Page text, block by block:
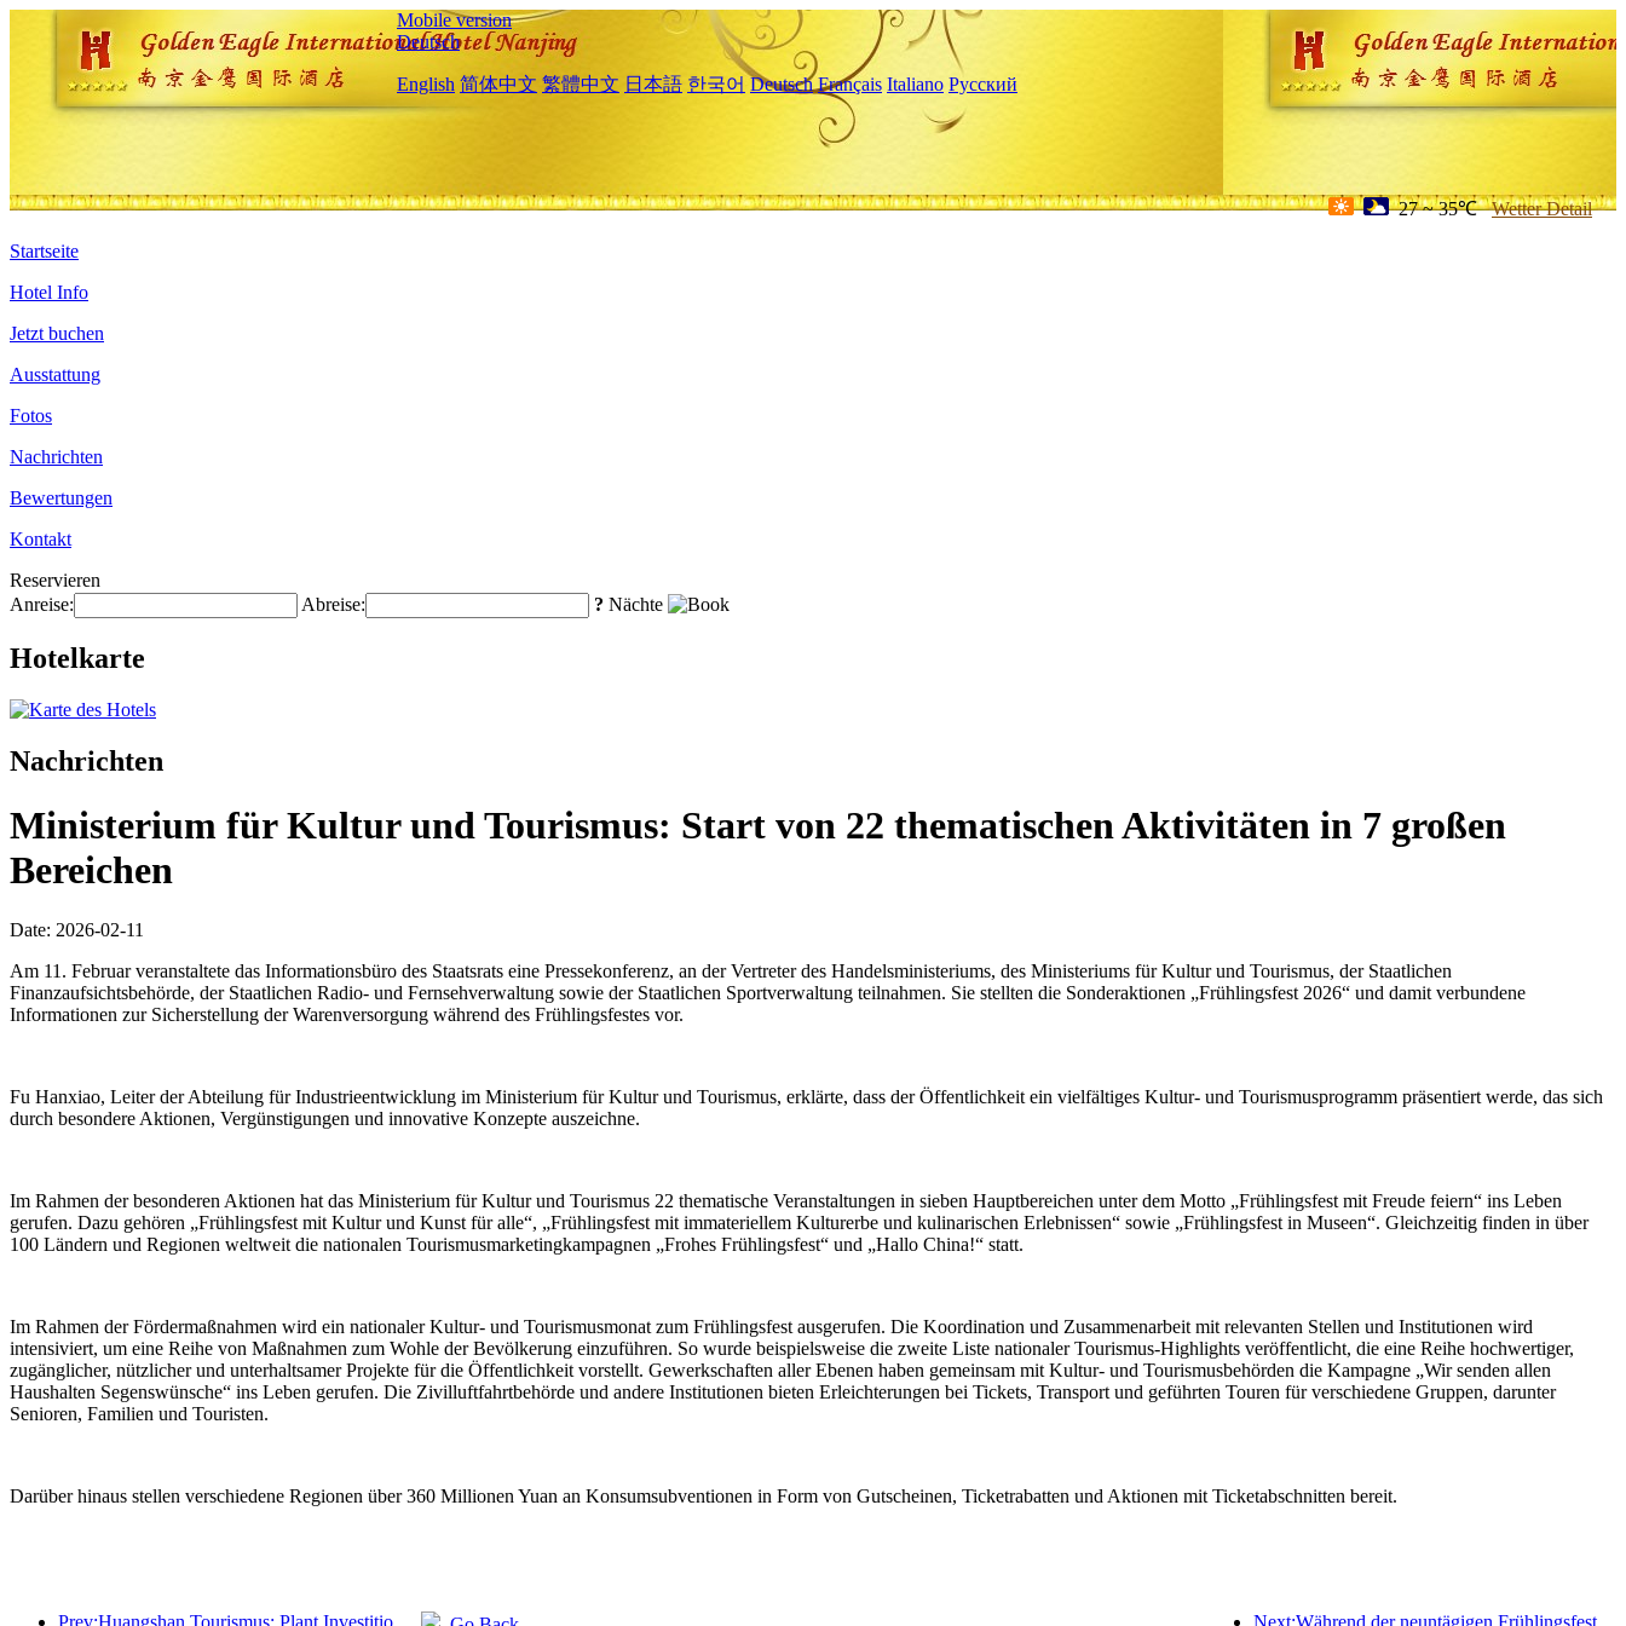
Mobile version
Deutsch
English 简体中文 繁體中文 日本語 한국어 Deutsch Français Italiano Русский
27 ~ 35℃ Wetter Detail
Startseite
Hotel Info
Jetzt buchen
Ausstattung
Fotos
Nachrichten
Bewertungen
Kontakt
Reservieren
Anreise:
Abreise: ? Nächte
Hotelkarte
Nachrichten
Ministerium für Kultur und Tourismus: Start von 22 thematischen Aktivitäten in 7 großen
Bereichen
Date: 2026-02-11
Am 11. Februar veranstaltete das Informationsbüro des Staatsrats eine Pressekonferenz, an der Vertreter des Handelsministeriums, des Ministeriums für Kultur und Tourismus, der Staatlichen
Finanzaufsichtsbehörde, der Staatlichen Radio- und Fernsehverwaltung sowie der Staatlichen Sportverwaltung teilnahmen. Sie stellten die Sonderaktionen „Frühlingsfest 2026“ und damit verbundene
Informationen zur Sicherstellung der Warenversorgung während des Frühlingsfestes vor.
Fu Hanxiao, Leiter der Abteilung für Industrieentwicklung im Ministerium für Kultur und Tourismus, erklärte, dass der Öffentlichkeit ein vielfältiges Kultur- und Tourismusprogramm präsentiert werde, das sich
durch besondere Aktionen, Vergünstigungen und innovative Konzepte auszeichne.
Im Rahmen der besonderen Aktionen hat das Ministerium für Kultur und Tourismus 22 thematische Veranstaltungen in sieben Hauptbereichen unter dem Motto „Frühlingsfest mit Freude feiern“ ins Leben
gerufen. Dazu gehören „Frühlingsfest mit Kultur und Kunst für alle“, „Frühlingsfest mit immateriellem Kulturerbe und kulinarischen Erlebnissen“ sowie „Frühlingsfest in Museen“. Gleichzeitig finden in über
100 Ländern und Regionen weltweit die nationalen Tourismusmarketingkampagnen „Frohes Frühlingsfest“ und „Hallo China!“ statt.
Im Rahmen der Fördermaßnahmen wird ein nationaler Kultur- und Tourismusmonat zum Frühlingsfest ausgerufen. Die Koordination und Zusammenarbeit mit relevanten Stellen und Institutionen wird
intensiviert, um eine Reihe von Maßnahmen zum Wohle der Bevölkerung einzuführen. So wurde beispielsweise die zweite Liste nationaler Tourismus-Highlights veröffentlicht, die eine Reihe hochwertiger,
zugänglicher, nützlicher und unterhaltsamer Projekte für die Öffentlichkeit vorstellt. Gewerkschaften aller Ebenen haben gemeinsam mit Kultur- und Tourismusbehörden die Kampagne „Wir senden allen
Haushalten Segenswünsche“ ins Leben gerufen. Die Zivilluftfahrtbehörde und andere Institutionen bieten Erleichterungen bei Tickets, Transport und geführten Touren für verschiedene Gruppen, darunter
Senioren, Familien und Touristen.
Darüber hinaus stellen verschiedene Regionen über 360 Millionen Yuan an Konsumsubventionen in Form von Gutscheinen, Ticketrabatten und Aktionen mit Ticketabschnitten bereit.